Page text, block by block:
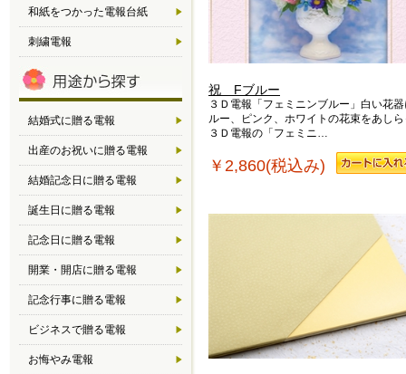
祝 Fブルー
３Ｄ電報「フェミニンブルー」白い花
ルー、ピンク、ホワイトの花束をあし
３Ｄ電報の「フェミニ…
￥2,860(税込み)
和紙をつかった電報台紙
刺繍電報
結婚式に贈る電報
出産のお祝いに贈る電報
結婚記念日に贈る電報
誕生日に贈る電報
記念日に贈る電報
開業・開店に贈る電報
記念行事に贈る電報
ビジネスで贈る電報
お悔やみ電報